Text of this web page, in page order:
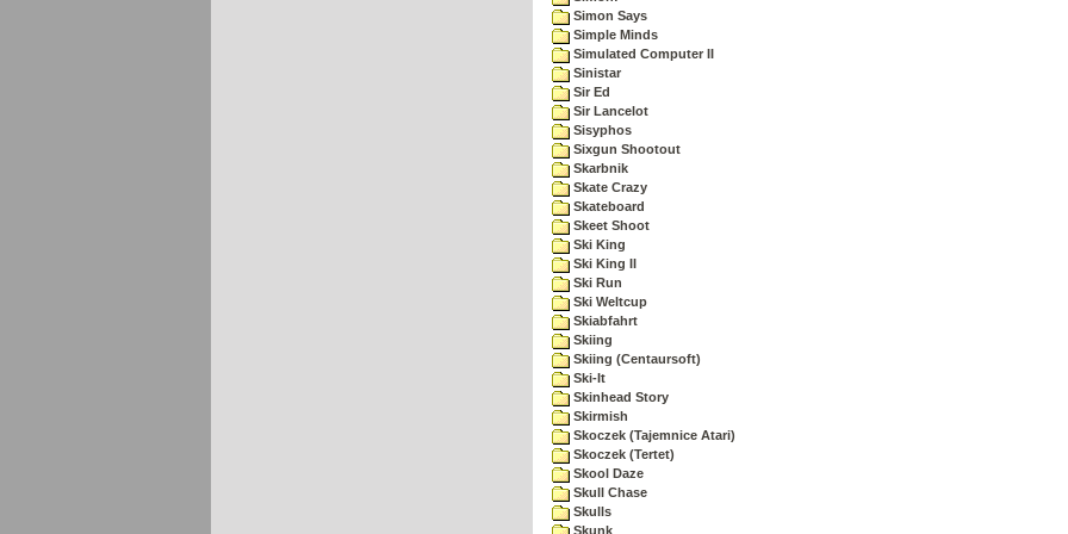
Simon Says
Simple Minds
Simulated Computer II
Sinistar
Sir Ed
Sir Lancelot
Sisyphos
Sixgun Shootout
Skarbnik
Skate Crazy
Skateboard
Skeet Shoot
Ski King
Ski King II
Ski Run
Ski Weltcup
Skiabfahrt
Skiing
Skiing (Centaursoft)
Ski-It
Skinhead Story
Skirmish
Skoczek (Tajemnice Atari)
Skoczek (Tertet)
Skool Daze
Skull Chase
Skulls
Skunk